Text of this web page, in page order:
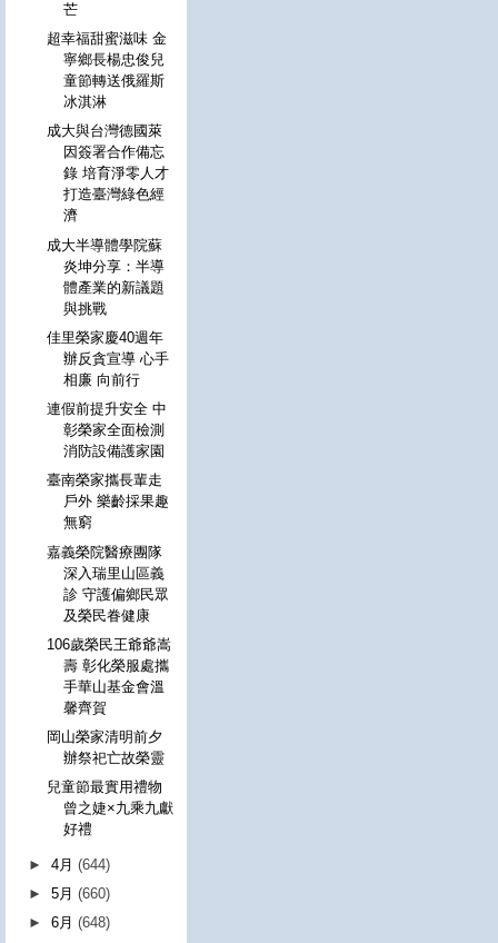
芒
超幸福甜蜜滋味 金
寧鄉長楊忠俊兒
童節轉送俄羅斯
冰淇淋
成大與台灣德國萊
因簽署合作備忘
錄 培育淨零人才
打造臺灣綠色經
濟
成大半導體學院蘇
炎坤分享：半導
體產業的新議題
與挑戰
佳里榮家慶40週年
辦反貪宣導 心手
相廉 向前行
連假前提升安全 中
彰榮家全面檢測
消防設備護家園
臺南榮家攜長輩走
戶外 樂齡採果趣
無窮
嘉義榮院醫療團隊
深入瑞里山區義
診 守護偏鄉民眾
及榮民眷健康
106歲榮民王爺爺嵩
壽 彰化榮服處攜
手華山基金會溫
馨齊賀
岡山榮家清明前夕
辦祭祀亡故榮靈
兒童節最實用禮物
曾之婕×九乘九獻
好禮
►4月(644)
►5月(660)
►6月(648)